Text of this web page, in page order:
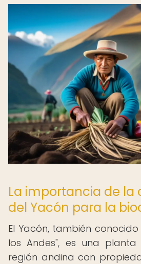
La importancia de la
del Yacón para la
El Yacón, también
los Andes", es una
región andina con